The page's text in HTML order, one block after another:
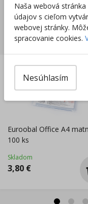
Euroobal Office A4
100 ks
Skladom
3,80 €
Naša webová
údajov s cieľom
webovej stránky.
spracovanie cookies.
Nesúhlasím